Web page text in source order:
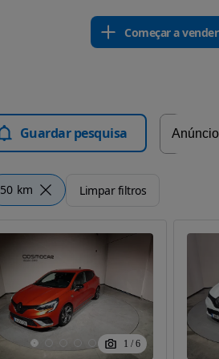
Começar a vender
Guardar pesquisa
50 km Limpar filtros
1 / 6